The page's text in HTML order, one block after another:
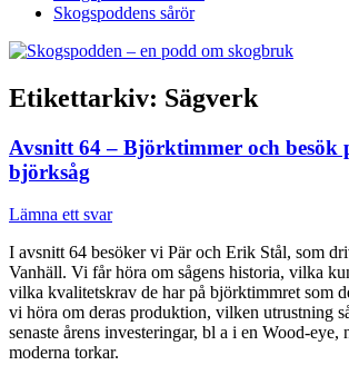
Skogspoddens sårör
Etikettarkiv: Sägverk
Avsnitt 64 – Björktimmer och besök
björksåg
Lämna ett svar
I avsnitt 64 besöker vi Pär och Erik Stål, som
Vanhäll. Vi får höra om sågens historia, vilka
vilka kvalitetskrav de har på björktimmret som
vi höra om deras produktion, vilken utrustning
senaste årens investeringar, bl a i en Wood-eye,
moderna torkar.